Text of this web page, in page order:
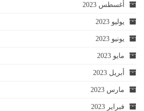
أغسطس 2023
يوليو 2023
يونيو 2023
مايو 2023
أبريل 2023
مارس 2023
فبراير 2023